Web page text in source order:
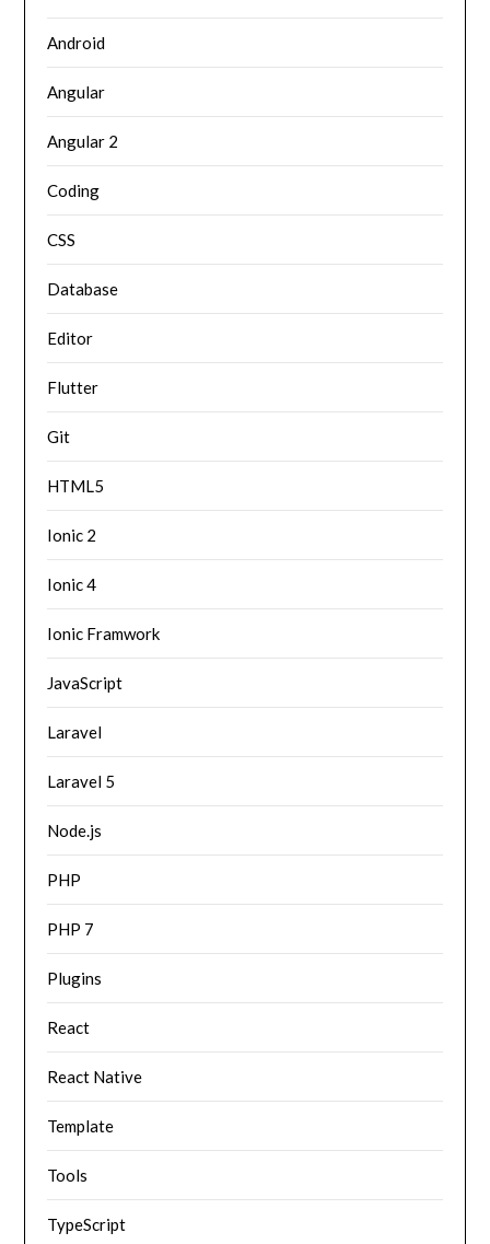
Android
Angular
Angular 2
Coding
CSS
Database
Editor
Flutter
Git
HTML5
Ionic 2
Ionic 4
Ionic Framwork
JavaScript
Laravel
Laravel 5
Node.js
PHP
PHP 7
Plugins
React
React Native
Template
Tools
TypeScript